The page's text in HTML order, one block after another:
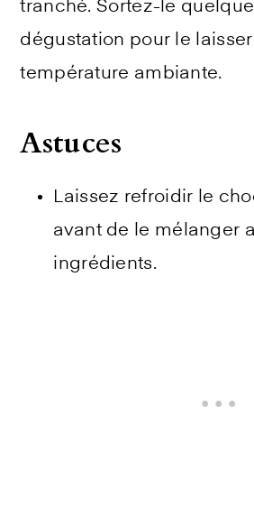
tranché. Sortez-le
dégustation pour le
température ambiante.
Astuces
Laissez refroidir le
avant de le mélanger
ingrédients.